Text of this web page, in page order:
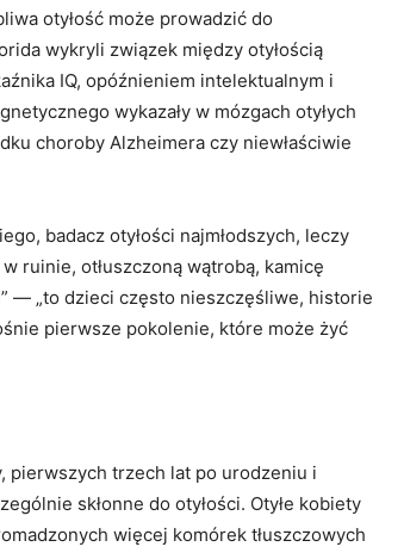
otyłość może prowadzić do
wykryli związek między otyłością
IQ, opóźnieniem intelektualnym i
wykazały w mózgach otyłych
choroby Alzheimera czy niewłaściwie
badacz otyłości najmłodszych, leczy
ruinie, otłuszczoną wątrobą, kamicę
— „to dzieci często nieszczęśliwe, historie
pierwsze pokolenie, które może żyć
pierwszych trzech lat po urodzeniu i
skłonne do otyłości. Otyłe kobiety
więcej komórek tłuszczowych